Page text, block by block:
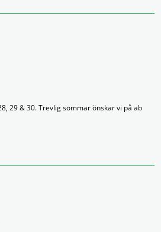
29 & 30. Trevlig sommar önskar vi på ab